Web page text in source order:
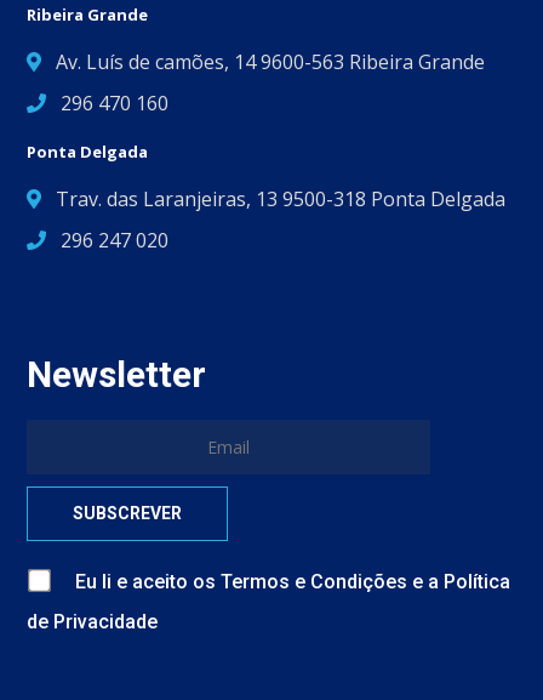
Ribeira Grande
Av. Luís de camões, 14 9600-563 Ribeira Grande
296 470 160
Ponta Delgada
Trav. das Laranjeiras, 13 9500-318 Ponta Delgada
296 247 020
Newsletter
Eu li e aceito osTermos e Condições e a Política
de Privacidade